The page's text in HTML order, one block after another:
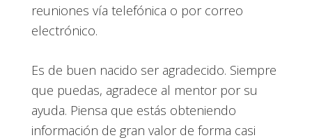
reuniones vía telefónica o por correo
electrónico.
Es de buen nacido ser agradecido. Siempre
que puedas, agradece al mentor por su
ayuda. Piensa que estás obteniendo
información de gran valor de forma casi